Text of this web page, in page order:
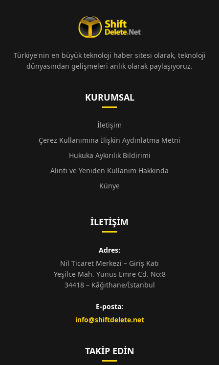
Türkiye'nin en büyük teknoloji haber sitesi olarak, teknoloji
dünyasından gelişmeleri anlık olarak paylaşıyoruz.
KURUMSAL
İletişim
Çerez Kullanımına İlişkin Aydınlatma Metni
Hukuka Aykırılık Bildirimi
Alıntı ve Yeniden Kullanım Hakkında
Künye
İLETIŞIM
Adres:
Nil Ticaret Merkezi – Giriş Katı
Yeşilce Mah. Yunus Emre Cd. No:8
34418 – Kâğıthane/İstanbul
E-posta:
info@shiftdelete.net
TAKIP EDIN